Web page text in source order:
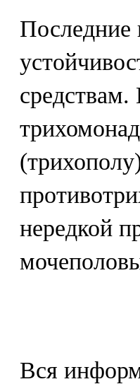
Последние
нередкой
Вся